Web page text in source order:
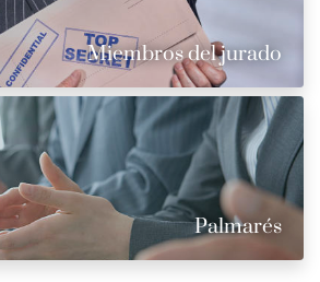
Miembros del jurado
Palmarés